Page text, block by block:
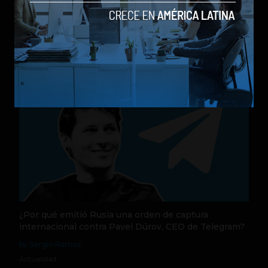
de financiamiento independi
by Sergio Ramos
Actualidad
31 de julio de 2026
¿Por qué emitió Rusia una orden de captura
internacional contra Pavel Dúrov, CEO de Telegram?